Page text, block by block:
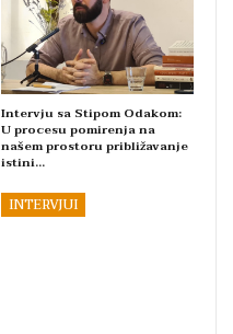
Intervju sa Stipom Odakom:
U procesu pomirenja na
našem prostoru približavanje
istini…
INTERVJUI